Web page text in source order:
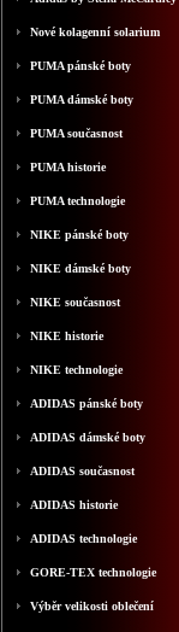
Nové kolagenní solarium
PUMA pánské boty
PUMA dámské boty
PUMA současnost
PUMA historie
PUMA technologie
NIKE pánské boty
NIKE dámské boty
NIKE současnost
NIKE historie
NIKE technologie
ADIDAS pánské boty
ADIDAS dámské boty
ADIDAS současnost
ADIDAS historie
ADIDAS technologie
GORE-TEX technologie
Výběr velikosti oblečení